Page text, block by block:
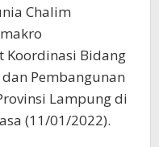
Chalim
Koordinasi Bidang
Pembangunan
Lampung di
(11/01/2022).